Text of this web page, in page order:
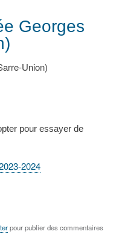
Georges
Union)
pour essayer de
2024
pour publier des commentaires